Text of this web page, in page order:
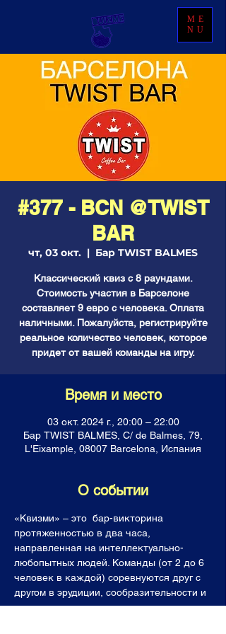
ME
NU
#377 - BCN @TWIST
BAR
чт, 03 окт.
  |
Бар TWIST BALMES
Классический квиз с 8 раундами.
Стоимость участия в Барселоне
составляет 9 евро с человека. Оплата
наличными. Пожалуйста, регистрируйте
реальное количество человек, которое
придет от вашей команды на игру.
Время и место
03 окт. 2024 г., 20:00 – 22:00
Бар TWIST BALMES, C/ de Balmes, 79,
L'Eixample, 08007 Barcelona, Испания
О событии
«Квизми» – это  бар-викторина
протяженностью в два часа,
направленная на интеллектуально-
любопытных людей. Команды (от 2 до 6
человек в каждой) соревнуются друг с
другом в эрудиции, сообразительности и
логике, отвечая на каверзные вопросы.